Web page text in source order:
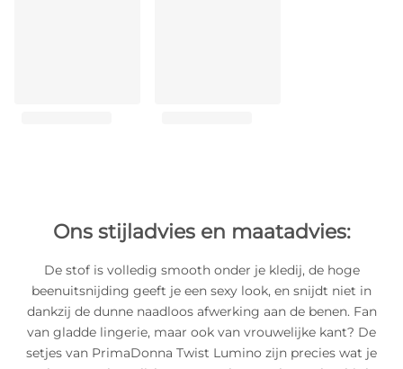
Ons stijladvies en maatadvies:
De stof is volledig smooth onder je kledij, de hoge
beenuitsnijding geeft je een sexy look, en snijdt niet in
dankzij de dunne naadloos afwerking aan de benen. Fan
van gladde lingerie, maar ook van vrouwelijke kant? De
setjes van PrimaDonna Twist Lumino zijn precies wat je